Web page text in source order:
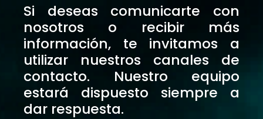
Si deseas comunicarte con
nosotros o recibir más
información, te invitamos a
utilizar nuestros canales de
contacto. Nuestro equipo
estará dispuesto siempre a
dar respuesta.